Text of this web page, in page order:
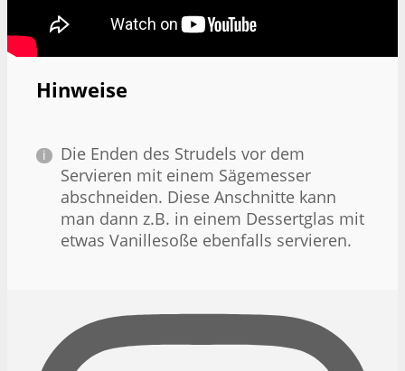
Hinweise
Die Enden des Strudels vor dem
Servieren mit einem Sägemesser
abschneiden. Diese Anschnitte kann
man dann z.B. in einem Dessertglas mit
etwas Vanillesoße ebenfalls servieren.